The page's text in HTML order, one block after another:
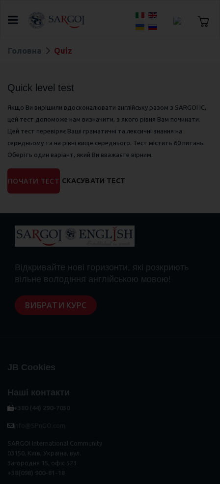
Оберіть свою мову
Головна Quiz
Quick level test
Якщо Ви вирішили вдосконалювати англійську разом з SARGOI IC,
цей тест допоможе нам визначити, з якого рівня Вам починати.
Цей тест перевіряє Ваші граматичні та лексичні знання на
середньому та на рівні вище середнього. Тест містить 60 питань.
Оберіть один варіант, який Ви вважаєте вірним.
ПОЧАТИ ТЕСТ СКАСУВАТИ ТЕСТ
Відкривайте нові горизонти, які розкриють
вільне володіння англійською мовою!
ВИБРАТИ КУРС
JB Cookies
Наші контакти
SARGOI International Community
03150, Київ, Україна, вул.
Загородня 15, офіс 523